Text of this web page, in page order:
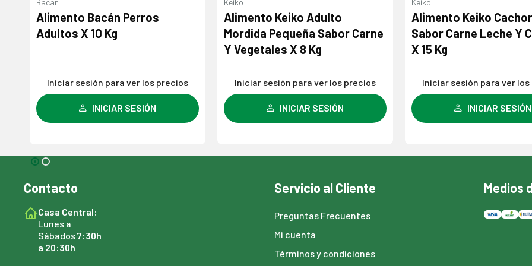
Keiko
Alimento Keiko Adulto
Mordida Pequeña Sabor Carne
Iniciar sesión para ver los precios
INICIAR SESIÓN
Keiko
Alimento Keiko Cachorros
Sabor Carne Leche Y Cereales
X 15 Kg
Iniciar sesión para ver los precios
INICIAR SESIÓN
Rosco
Alimento Para Perro
Cocktail X 15 Kg
Iniciar sesión para ver
INICIAR
Contacto
Casa Central:
Lunes a
Sábados7:30h
a 20:30h
Servicio al Cliente
Preguntas Frecuentes
Mi cuenta
Términos y condiciones
Medios